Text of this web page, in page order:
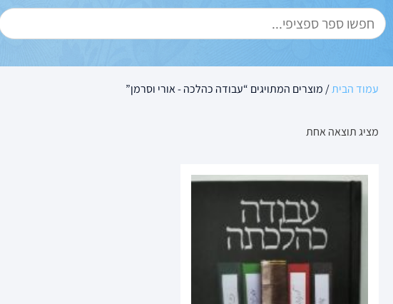
עמוד הבית/ מוצרים המתויגים “עבודה כהלכה - אורי וסרמן”
מציג תוצאה אחת